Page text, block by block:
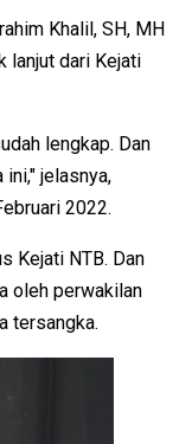
Khalil, SH, MH
lanjut dari Kejati
lengkap. Dan
ini," jelasnya,
2022.
Kejati NTB. Dan
oleh perwakilan
tersangka.